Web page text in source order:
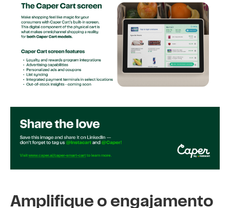
Amplifique o engajamento